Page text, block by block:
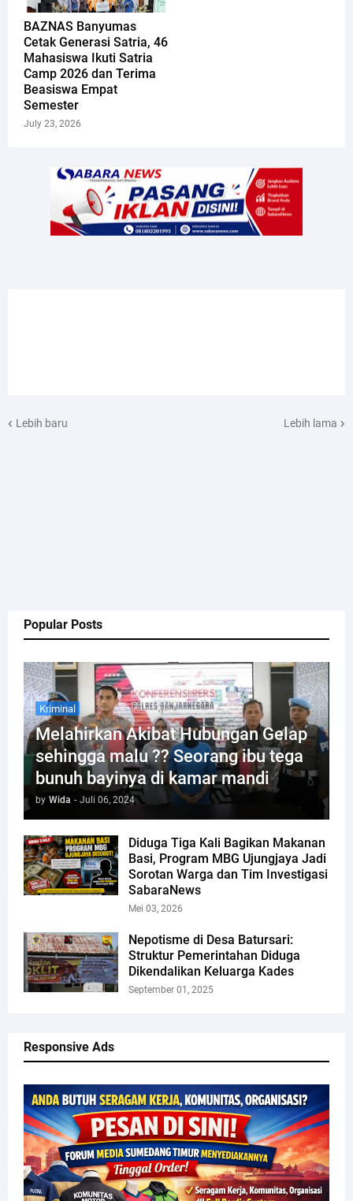
Popular Posts
Kriminal
Melahirkan Akibat Hubungan Gelap
sehingga malu ?? Seorang ibu tega
bunuh bayinya di kamar mandi
by Wida - Juli 06, 2024
Diduga Tiga Kali Bagikan Makanan
Basi, Program MBG Ujungjaya Jadi
Sorotan Warga dan Tim Investigasi
SabaraNews
Mei 03, 2026
Nepotisme di Desa Batursari:
Struktur Pemerintahan Diduga
Dikendalikan Keluarga Kades
September 01, 2025
Responsive Ads
​BAZNAS Banyumas
Cetak Generasi Satria, 46
Mahasiswa Ikuti Satria
Camp 2026 dan Terima
Beasiswa Empat
Semester
July 23, 2026
Lebih baru Lebih lama